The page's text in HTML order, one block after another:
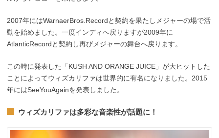
2007年にはWarnaerBros.Recordと契約を果たしメジャーの場で活
動を始めました。一度インディへ戻りますが2009年に
AtlanticRecordと契約し再びメジャーの舞台へ戻ります。
この時に発表した「KUSH AND ORANGE JUICE」が大ヒットした
ことによってウィズカリファは世界的に有名になりました。2015
年にはSeeYouAgainを発表しました。
ウィズカリファは多彩な音楽性が話題に！